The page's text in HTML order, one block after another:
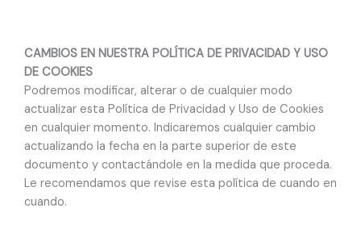
CAMBIOS EN NUESTRA POLÍTICA DE PRIVACIDAD Y USO
DE COOKIES
Podremos modificar, alterar o de cualquier modo
actualizar esta Política de Privacidad y Uso de Cookies
en cualquier momento. Indicaremos cualquier cambio
actualizando la fecha en la parte superior de este
documento y contactándole en la medida que proceda.
Le recomendamos que revise esta política de cuando en
cuando.